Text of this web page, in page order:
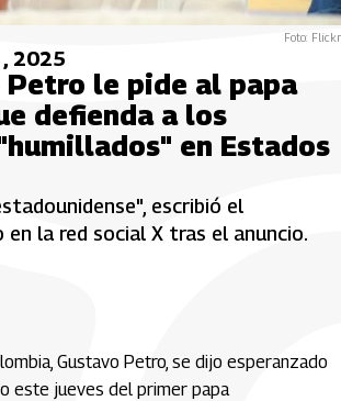
Foto: Flickr
, 2025
Petro le pide al papa
defienda a los
en Estados
escribió el
la red social X tras el anuncio.
Gustavo Petro, se dijo esperanzado
este jueves del primer papa